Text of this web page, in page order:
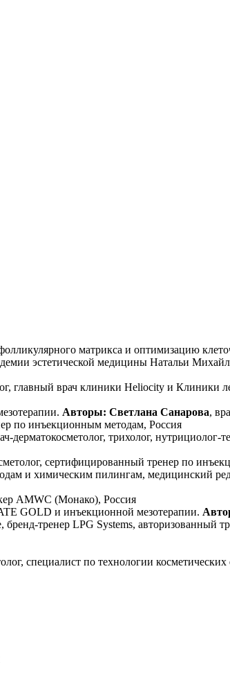
матрикса и оптимизацию
эстетической медицины Натальи
главный врач клиники Heliocity и Клиники
Авторы: Светлана Санарова,
по инъекционным методам, Россия
дерматокосметолог, трихолог,
сертифицированный тренер по
и химическим пилингам, медицинский
AMWC (Монако), Россия
GOLD и инъекционной мезотерапии.
тренер LPG Systems, авторизованный
специалист по технологии